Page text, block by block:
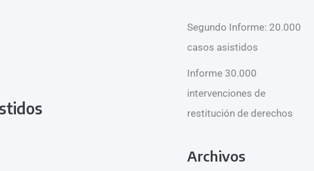
Segundo Informe: 20.000
casos asistidos
Informe 30.000
intervenciones de
restitución de derechos
Archivos